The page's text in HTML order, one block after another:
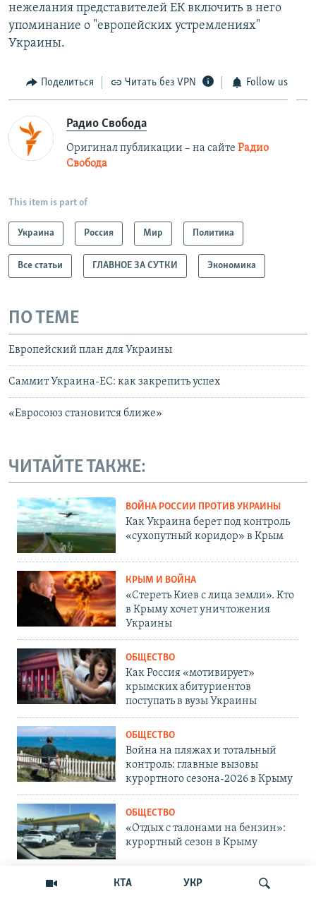
КТА УКР
нежелания представителей ЕК включить в него
упоминание о "европейских устремлениях"
Украины.
Поделиться Читать без VPN Follow us
Радио Свобода
Оригинал публикации – на сайте Радио
Свобода
This item is part of
Украина Россия Мир Политика
Все статьи ГЛАВНОЕ ЗА СУТКИ Экономика
ПО ТЕМЕ
Европейский план для Украины
Саммит Украина-ЕС: как закрепить успех
«Евросоюз становится ближе»
ЧИТАЙТЕ ТАКЖЕ:
ВОЙНА РОССИИ ПРОТИВ УКРАИНЫ
Как Украина берет под контроль
«сухопутный коридор» в Крым
КРЫМ И ВОЙНА
«Стереть Киев с лица земли». Кто
в Крыму хочет уничтожения
Украины
ОБЩЕСТВО
Как Россия «мотивирует»
крымских абитуриентов
поступать в вузы Украины
ОБЩЕСТВО
Война на пляжах и тотальный
контроль: главные вызовы
курортного сезона-2026 в Крыму
ОБЩЕСТВО
«Отдых с талонами на бензин»:
курортный сезон в Крыму
ОБЩЕСТВО